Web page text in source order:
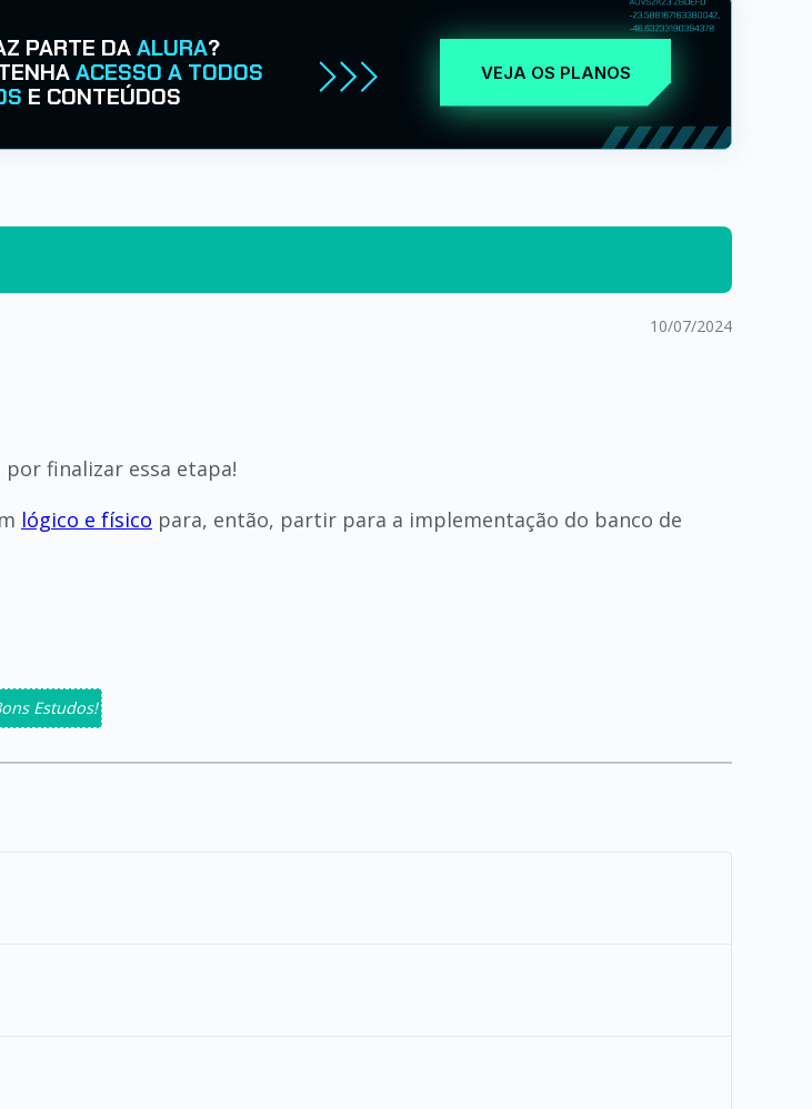
PARTE DAALURA?
ACESSO A TODOS
E CONTEÚDOS
VEJA OS PLANOS
10/07/2024
finalizar essa etapa!
lógico e físico para, então, partir para a implementação do banco de
Estudos!